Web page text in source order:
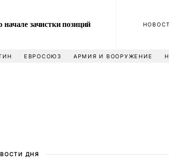
зачистки позиций
ЕВРОСОЮЗ АРМИЯ И ВООРУЖЕНИЕ
ДНЯ